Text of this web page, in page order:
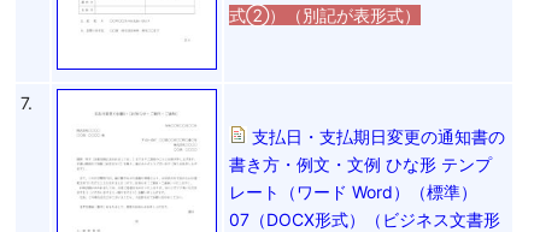
式②）（別記が表形式）
7.
支払日・支払期日変更の通知書の
書き方・例文・文例 ひな形 テンプ
レート（ワード Word）（標準）
07（DOCX形式）（ビジネス文書形